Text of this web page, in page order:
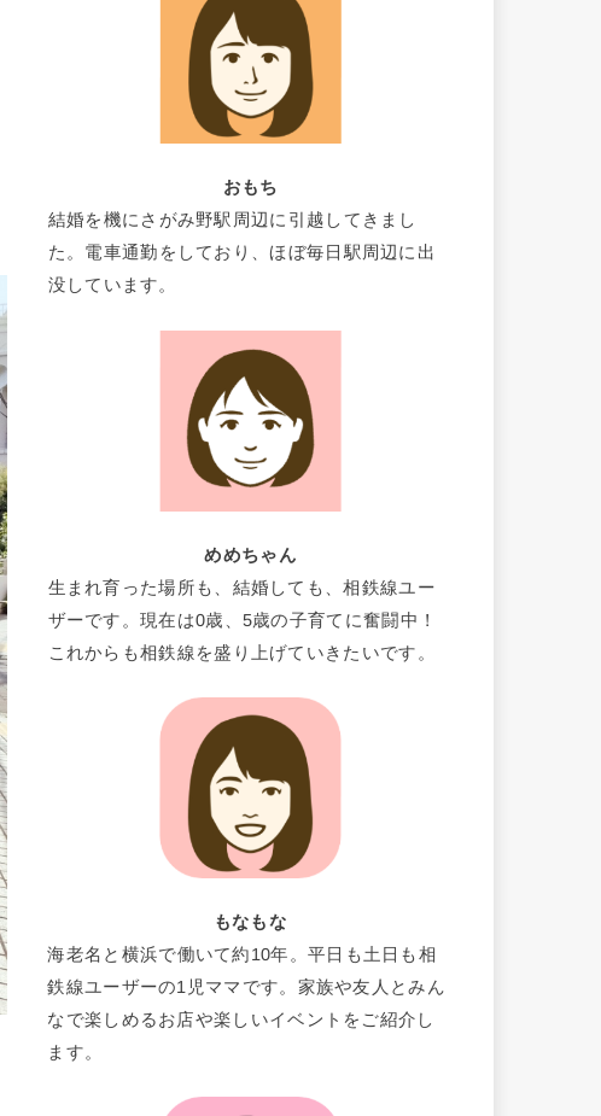
おもち
結婚を機にさがみ野駅周辺に引越してきまし
た。電車通勤をしており、ほぼ毎日駅周辺に出
没しています。
めめちゃん
生まれ育った場所も、結婚しても、相鉄線ユー
ザーです。現在は0歳、5歳の子育てに奮闘中！
これからも相鉄線を盛り上げていきたいです。
もなもな
海老名と横浜で働いて約10年。平日も土日も相
鉄線ユーザーの1児ママです。家族や友人とみん
なで楽しめるお店や楽しいイベントをご紹介し
ます。